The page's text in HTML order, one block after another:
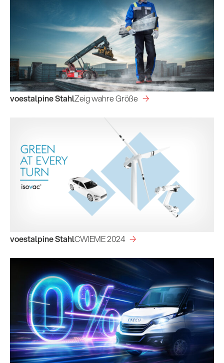
voestalpine StahlZeig wahre Größe
voestalpine StahlCWIEME 2024